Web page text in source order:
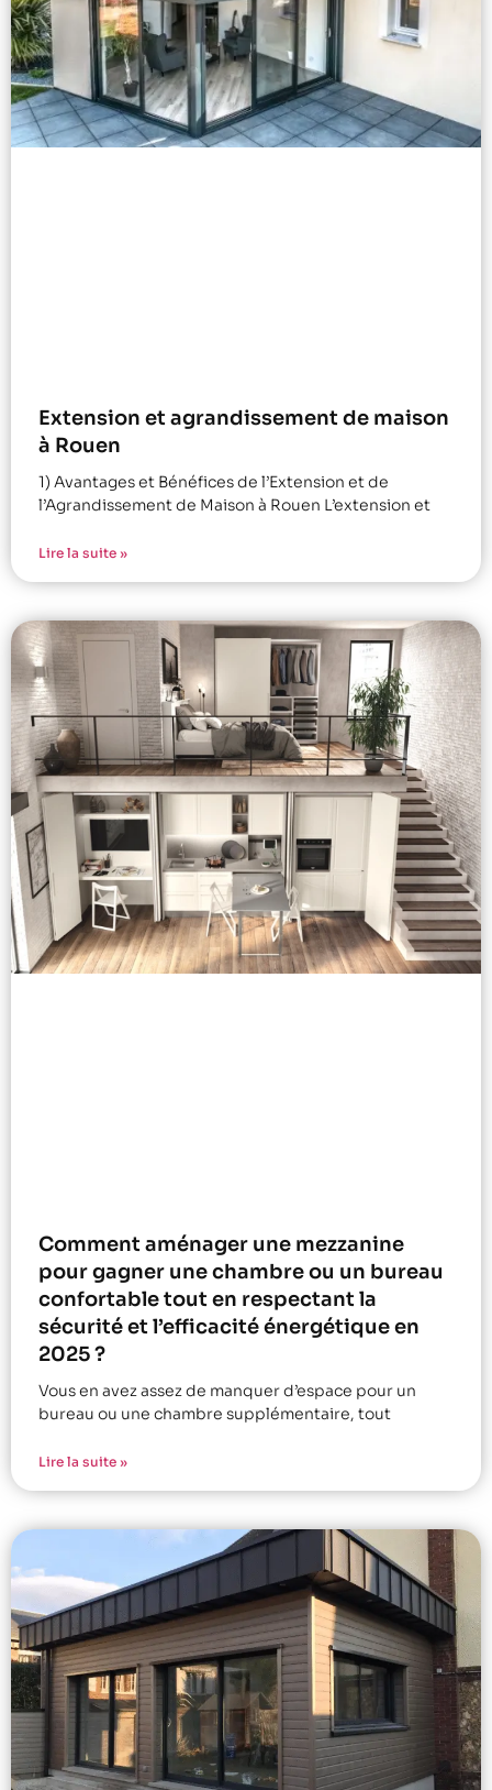
Extension et agrandissement de maison
à Rouen
1) Avantages et Bénéfices de l’Extension et de
l’Agrandissement de Maison à Rouen L’extension et
Lire la suite »
Comment aménager une mezzanine
pour gagner une chambre ou un bureau
confortable tout en respectant la
sécurité et l’efficacité énergétique en
2025 ?
Vous en avez assez de manquer d’espace pour un
bureau ou une chambre supplémentaire, tout
Lire la suite »